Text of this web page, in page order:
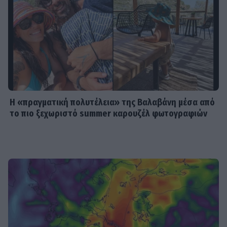
το δυσκολότερο της ζωής μου»
SHOWBIZ
Δίπλα στο απέραντο γαλάζιο η
Μαριαλένα Ρουμελιώτη γιορτάζει
τους δυο πρώτους μήνες με τον γιο
της
Μαγνήτισε τα βλέμματα με το
Γαστρονομικό στιγμιότυπο από...
Κρήτη! Η Σίσσυ Χρηστίδου
Η «πραγματική πολυτέλεια» της Βαλαβάνη μέσα από
το πιο ξεχωριστό summer καρουζέλ φωτογραφιών